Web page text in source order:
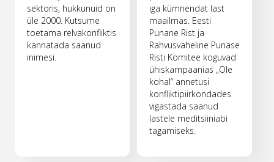
sektoris, hukkunuid on
üle 2000. Kutsume
toetama relvakonfliktis
kannatada saanud
inimesi.
iga kümnendat last
maailmas. Eesti
Punane Rist ja
Rahvusvaheline Punase
Risti Komitee koguvad
ühiskampaanias „Ole
kohal“ annetusi
konfliktipiirkondades
vigastada saanud
lastele meditsiiniabi
tagamiseks.